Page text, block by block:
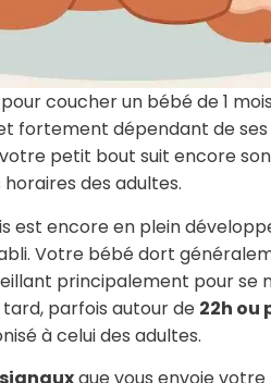
pour coucher un bébé de 1
fortement dépendant de ses
petit bout suit encore son
des adultes.
est encore en plein
Votre bébé dort
principalement pour se
parfois autour de 22h ou
à celui des adultes.